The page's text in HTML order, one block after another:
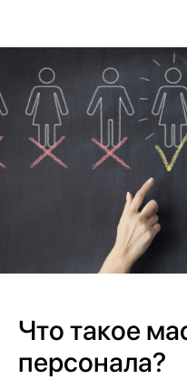
Что такое
персонала?